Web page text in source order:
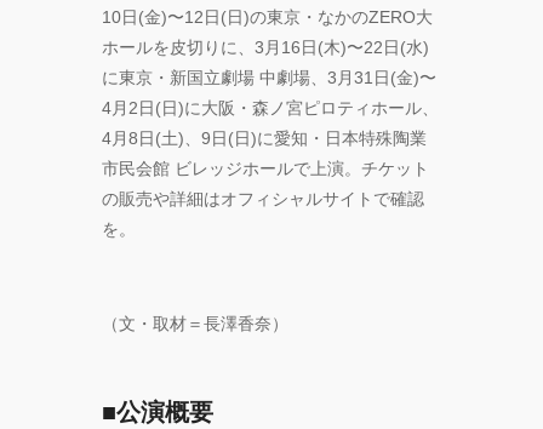
10日(金)〜12日(日)の東京・なかのZERO大
ホールを皮切りに、3月16日(木)〜22日(水)
に東京・新国立劇場 中劇場、3月31日(金)〜
4月2日(日)に大阪・森ノ宮ピロティホール、
4月8日(土)、9日(日)に愛知・日本特殊陶業
市民会館 ビレッジホールで上演。チケット
の販売や詳細はオフィシャルサイトで確認
を。
（文・取材＝長澤香奈）
■公演概要